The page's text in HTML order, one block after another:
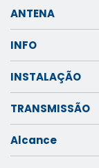
ANTENA
INFO
INSTALAÇÃO
TRANSMISSÃO
Alcance